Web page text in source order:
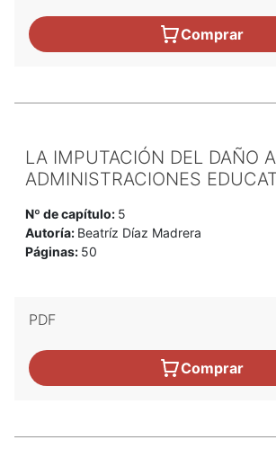
Comprar
LA IMPUTACIÓN DEL DAÑO
ADMINISTRACIONES
Nº de capítulo: 5
Autoría: Beatríz Díaz Madrera
Páginas: 50
PDF
Comprar